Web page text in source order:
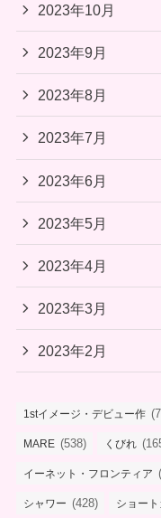
2023年10月
2023年9月
2023年8月
2023年7月
2023年6月
2023年5月
2023年4月
2023年3月
2023年2月
1stイメージ・デビュー作
MARE (538) くびれ
イーネット・フロンティア
シャワー (428) ショート